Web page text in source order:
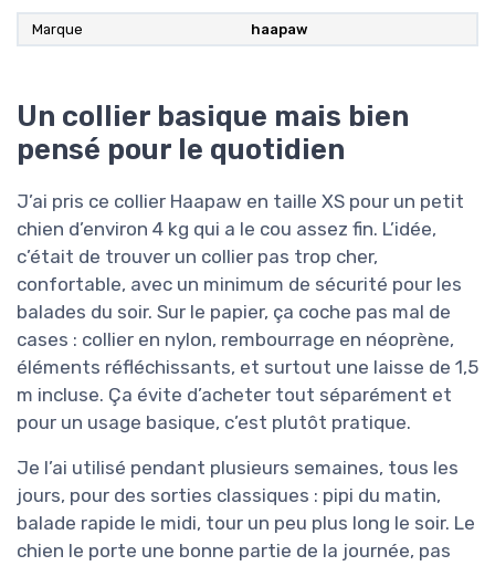
Marque haapaw
Un collier basique mais bien
pensé pour le quotidien
J’ai pris ce collier Haapaw en taille XS pour un petit
chien d’environ 4 kg qui a le cou assez fin. L’idée,
c’était de trouver un collier pas trop cher,
confortable, avec un minimum de sécurité pour les
balades du soir. Sur le papier, ça coche pas mal de
cases : collier en nylon, rembourrage en néoprène,
éléments réfléchissants, et surtout une laisse de 1,5
m incluse. Ça évite d’acheter tout séparément et
pour un usage basique, c’est plutôt pratique.
Je l’ai utilisé pendant plusieurs semaines, tous les
jours, pour des sorties classiques : pipi du matin,
balade rapide le midi, tour un peu plus long le soir. Le
chien le porte une bonne partie de la journée, pas